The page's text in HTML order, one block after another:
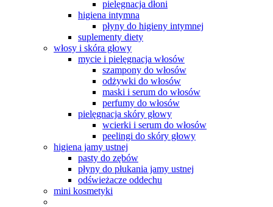
pielęgnacja dłoni
higiena intymna
płyny do higieny intymnej
suplementy diety
włosy i skóra głowy
mycie i pielęgnacja włosów
szampony do włosów
odżywki do włosów
maski i serum do włosów
perfumy do włosów
pielęgnacja skóry głowy
wcierki i serum do włosów
peelingi do skóry głowy
higiena jamy ustnej
pasty do zębów
płyny do płukania jamy ustnej
odświeżacze oddechu
mini kosmetyki